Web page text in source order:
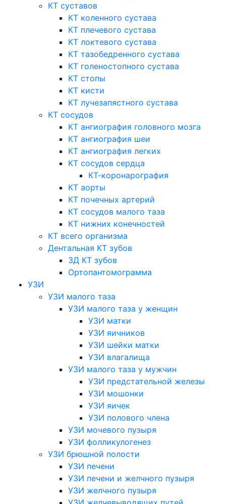
КТ суставов
КТ коленного сустава
КТ плечевого сустава
КТ локтевого сустава
КТ тазобедренного сустава
КТ голеностопного сустава
КТ стопы
КТ кисти
КТ лучезапястного сустава
КТ сосудов
КТ ангиография головного мозга
КТ ангиография шеи
КТ ангиография легких
КТ сосудов сердца
КТ-коронарография
КТ аорты
КТ почечных артерий
КТ сосудов малого таза
КТ нижних конечностей
КТ всего организма
Дентальная КТ зубов
3Д КТ зубов
Ортопантомограмма
УЗИ
УЗИ малого таза
УЗИ малого таза у женщин
УЗИ матки
УЗИ яичников
УЗИ шейки матки
УЗИ влагалища
УЗИ малого таза у мужчин
УЗИ предстательной железы
УЗИ мошонки
УЗИ яичек
УЗИ полового члена
УЗИ мочевого пузыря
УЗИ фолликулогенез
УЗИ брюшной полости
УЗИ печени
УЗИ печени и желчного пузыря
УЗИ желчного пузыря